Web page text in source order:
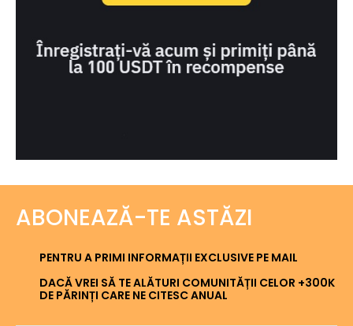
ABONEAZĂ-TE ASTĂZI
PENTRU A PRIMI INFORMAȚII EXCLUSIVE PE MAIL
DACĂ VREI SĂ TE ALĂTURI COMUNITĂȚII CELOR +300K
DE PĂRINȚI CARE NE CITESC ANUAL